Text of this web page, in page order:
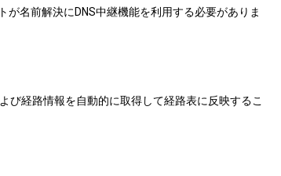
名前解決にDNS中継機能を利用する必要がありま
び経路情報を自動的に取得して経路表に反映するこ